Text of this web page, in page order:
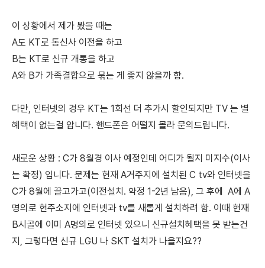
이 상황에서 제가 봤을 때는
A도 KT로 통신사 이전을 하고
B는 KT로 신규 개통을 하고
A와 B가 가족결합으로 묶는 게 좋지 않을까 함.
다만, 인터넷의 경우 KT는 1회선 더 추가시 할인되지만 TV 는 별
혜택이 없는걸 압니다. 핸드폰은 어떨지 몰라 문의드립니다.
새로운 상황 : C가 8월경 이사 예정인데 어디가 될지 미지수(이사
는 확정) 입니다. 문제는 현재 A거주지에 설치된 C tv와 인터넷을
C가 8월에 끌고가고(이전설치. 약정 1-2년 남음), 그 후에 A에 A
명의로 현주소지에 인터넷과 tv를 새롭게 설치하려 함. 이때 현재
B시골에 이미 A명의로 인터넷 있으니 신규설치혜택을 못 받는건
지, 그렇다면 신규 LGU 나 SKT 설치가 나을지요??